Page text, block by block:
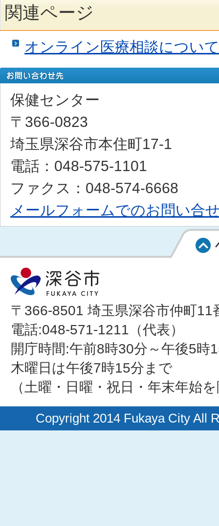
関連ページ
オンライン医療相談について
保健センター
〒366-0823
埼玉県深谷市本住町17-1
電話：048-575-1101
ファクス：048-574-6668
メールフォームでのお問い合
〒366-8501 埼玉県深谷市仲町11
電話:048-571-1211（代表）
開庁時間:午前8時30分～午後5時
木曜日は午後7時15分まで
（土曜・日曜・祝日・年末年始
Copyright 2014 Fukaya City All